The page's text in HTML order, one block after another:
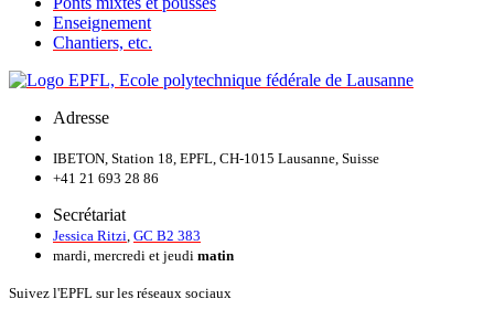
Enseignement
Chantiers, etc.
Adresse
IBETON, Station 18, EPFL, CH-1015 Lausanne, Suisse
+41 21 693 28 86
Secrétariat
Jessica Ritzi GC B2 383
mardi, mercredi et jeudi matin
Suivez l'EPFL sur les réseaux sociaux